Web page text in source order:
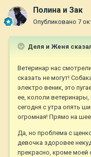
Полина и Зак
Опубликовано 7
Деля и Женя
Ветеринар нас
сказать не могут!
электро веник, это
ее, кололи
сегодня с утра опять
огромная! Прямо на
Да, но проблема с
девочка здоровее
прекрасно, кроме моей